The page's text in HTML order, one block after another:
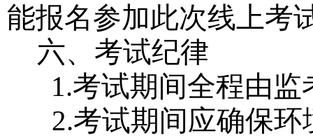
能报名参加此次线上考
六、考试纪律
1.考试期间全程由
2.考试期间应确保